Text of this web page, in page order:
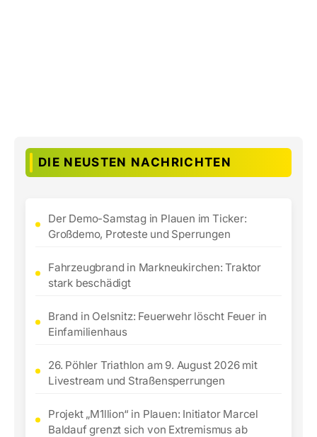
DIE NEUSTEN NACHRICHTEN
Der Demo-Samstag in Plauen im Ticker:
Großdemo, Proteste und Sperrungen
Fahrzeugbrand in Markneukirchen: Traktor
stark beschädigt
Brand in Oelsnitz: Feuerwehr löscht Feuer in
Einfamilienhaus
26. Pöhler Triathlon am 9. August 2026 mit
Livestream und Straßensperrungen
Projekt „M1llion“ in Plauen: Initiator Marcel
Baldauf grenzt sich von Extremismus ab